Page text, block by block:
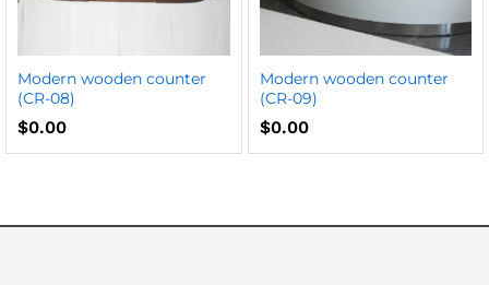
Modern wooden counter
(CR-08)
$0.00
Modern wooden counter
(CR-09)
$0.00